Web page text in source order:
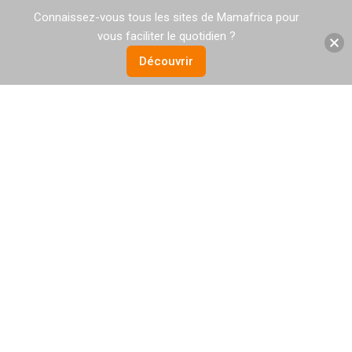
Connaissez-vous tous les sites de Mamafrica pour
vous faciliter le quotidien ?
Découvrir